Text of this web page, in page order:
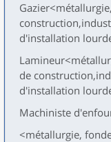
d'installation
de
d'installation
Machiniste
<métallurgie,